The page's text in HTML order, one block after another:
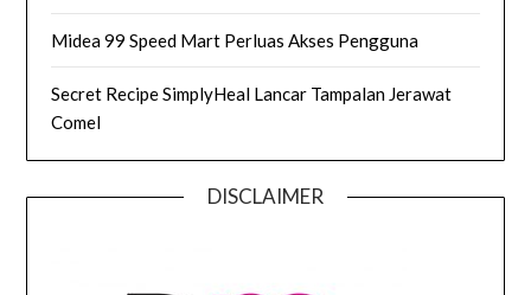
Midea 99 Speed Mart Perluas Akses Pengguna
Secret Recipe SimplyHeal Lancar Tampalan Jerawat
Comel
DISCLAIMER